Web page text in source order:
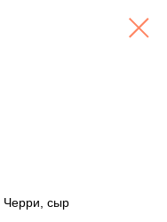
Черри, сыр